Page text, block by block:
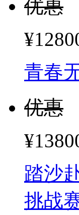
青春
踏沙
挑战